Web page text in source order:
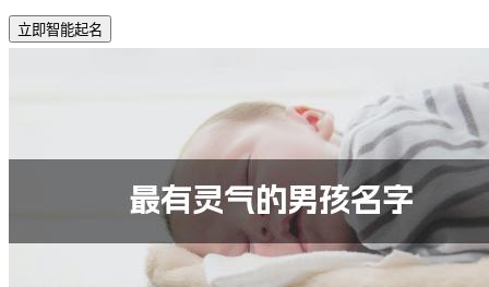
立即智能起名